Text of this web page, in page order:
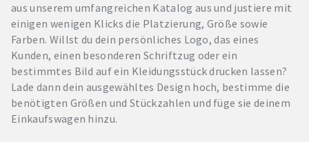
aus unserem umfangreichen Katalog aus und justiere mit
einigen wenigen Klicks die Platzierung, Größe sowie
Farben. Willst du dein persönliches Logo, das eines
Kunden, einen besonderen Schriftzug oder ein
bestimmtes Bild auf ein Kleidungsstück drucken lassen?
Lade dann dein ausgewähltes Design hoch, bestimme die
benötigten Größen und Stückzahlen und füge sie deinem
Einkaufswagen hinzu.